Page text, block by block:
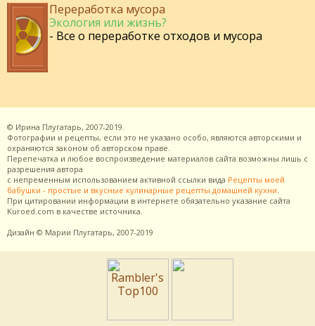
Переработка мусора
Экология или жизнь?
- Все о переработке отходов и мусора
© Ирина Плугатарь, 2007-2019.
Фотографии и рецепты, если это не указано особо, являются авторскими и
охраняются законом об авторском праве.
Перепечатка и любое воспроизведение материалов сайта возможны лишь с
разрешения автора
с непременным использованием активной ссылки вида Рецепты моей
бабушки - простые и вкусные кулинарные рецепты домашней кухни
При цитировании информации в интернете обязательно указание сайта
Kuroed.com в качестве источника.
Дизайн © Марии Плугатарь, 2007-2019